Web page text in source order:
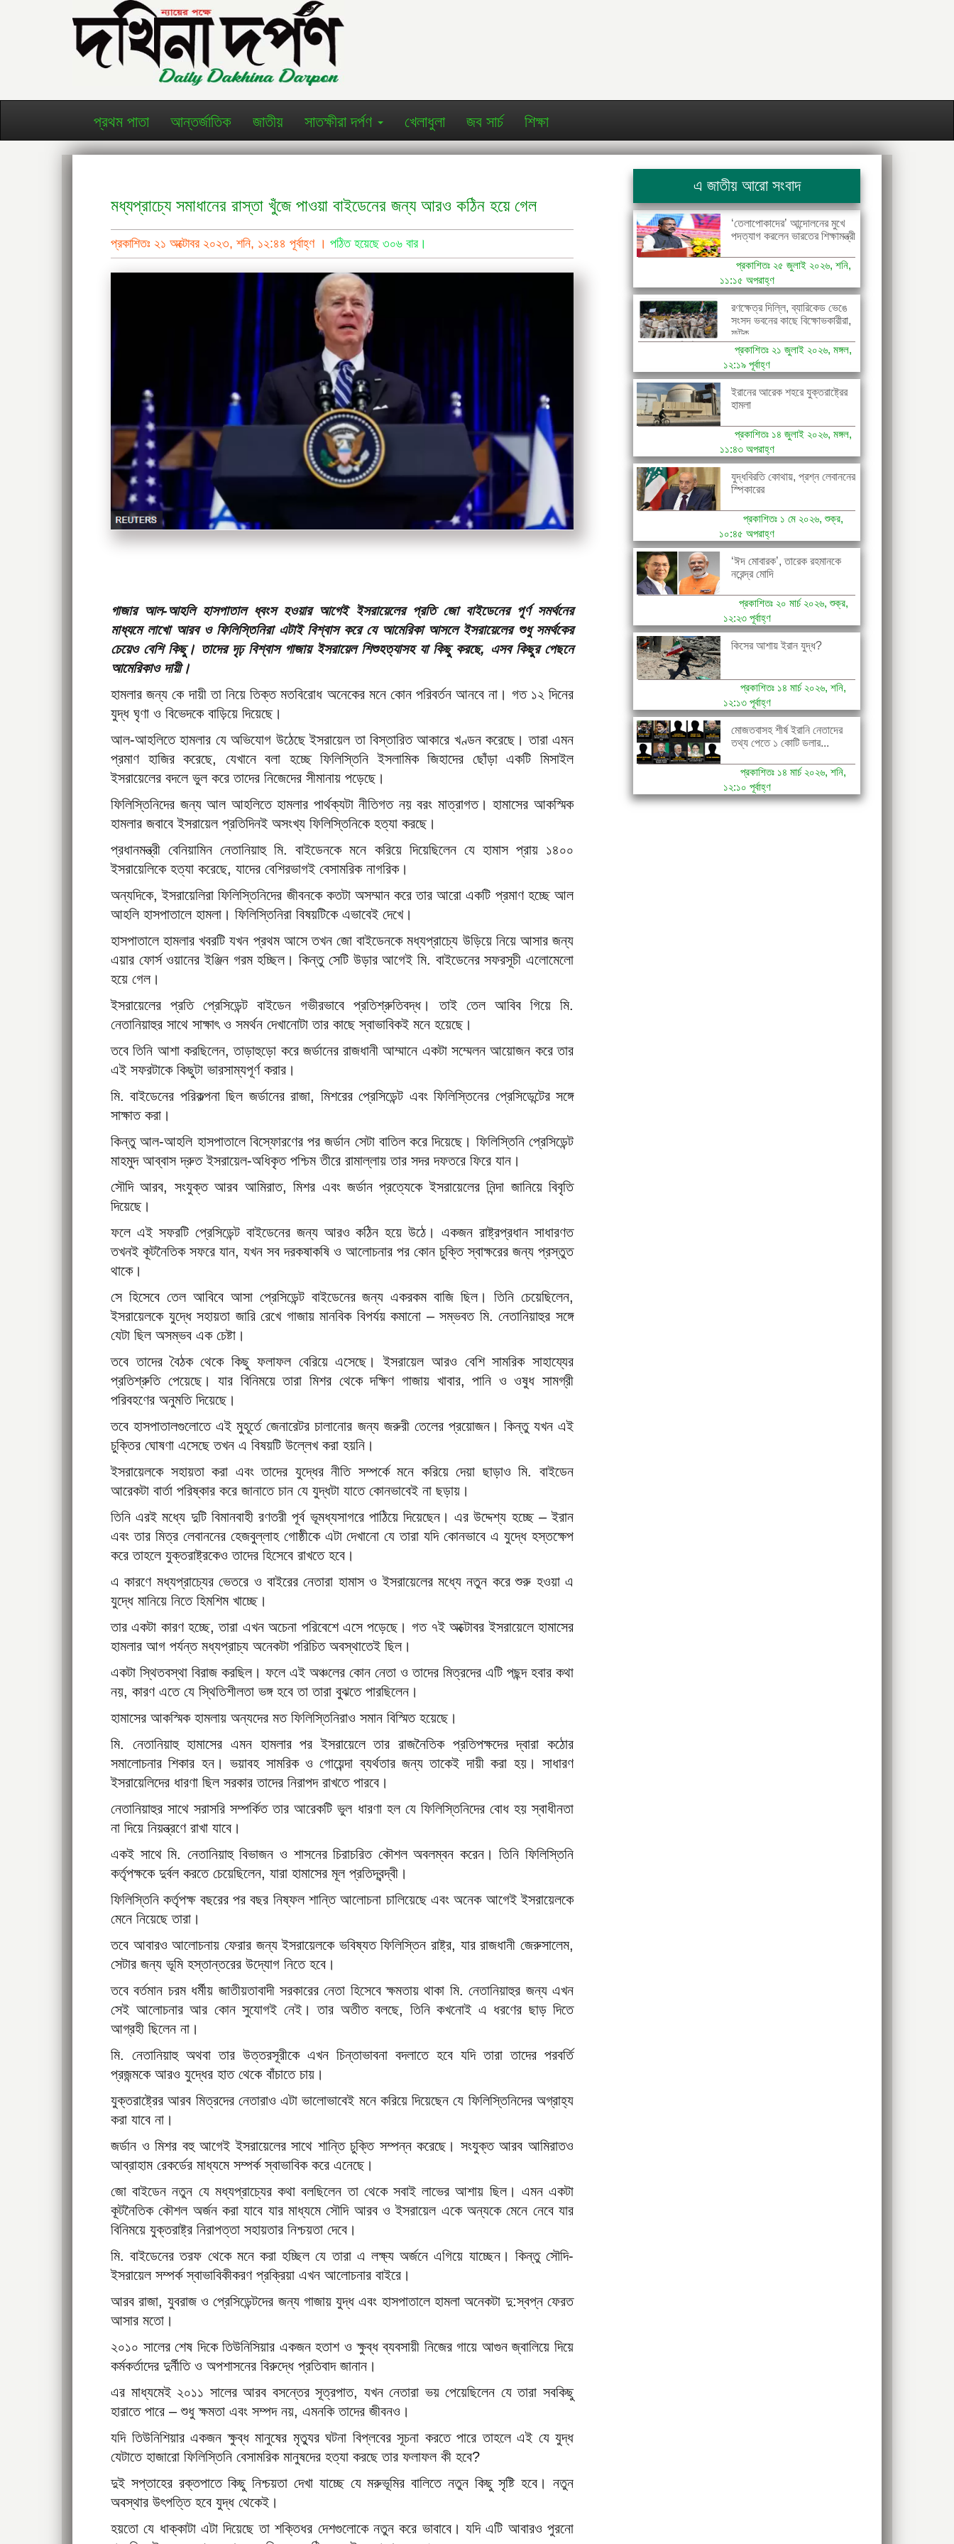
প্রথম পাতা আন্তর্জাতিক জাতীয় সাতক্ষীরা দর্পণ খেলাধুলা জব সার্চ শিক্ষা
মধ্যপ্রাচ্যে সমাধানের রাস্তা খুঁজে পাওয়া বাইডেনের জন্য আরও কঠিন হয়ে গেল
প্রকাশিতঃ ২১ অক্টোবর ২০২৩, শনি, ১২:৪৪ পূর্বাহ্ণ । পঠিত হয়েছে ৩০৬ বার।
গাজার আল-আহলি হাসপাতাল ধ্বংস হওয়ার আগেই ইসরায়েলের প্রতি জো বাইডেনের পূর্ণ সমর্থনের
মাধ্যমে লাখো আরব ও ফিলিস্তিনিরা এটাই বিশ্বাস করে যে আমেরিকা আসলে ইসরায়েলের শুধু সমর্থকের
চেয়েও বেশি কিছু। তাদের দৃঢ় বিশ্বাস গাজায় ইসরায়েল শিশুহত্যাসহ যা কিছু করছে, এসব কিছুর পেছনে
আমেরিকাও দায়ী।
হামলার জন্য কে দায়ী তা নিয়ে তিক্ত মতবিরোধ অনেকের মনে কোন পরিবর্তন আনবে না। গত ১২ দিনের
যুদ্ধ ঘৃণা ও বিভেদকে বাড়িয়ে দিয়েছে।
আল-আহলিতে হামলার যে অভিযোগ উঠেছে ইসরায়েল তা বিস্তারিত আকারে খণ্ডন করেছে। তারা এমন
প্রমাণ হাজির করেছে, যেখানে বলা হচ্ছে ফিলিস্তিনি ইসলামিক জিহাদের ছোঁড়া একটি মিসাইল
ইসরায়েলের বদলে ভুল করে তাদের নিজেদের সীমানায় পড়েছে।
ফিলিস্তিনিদের জন্য আল আহলিতে হামলার পার্থক্যটা নীতিগত নয় বরং মাত্রাগত। হামাসের আকস্মিক
হামলার জবাবে ইসরায়েল প্রতিদিনই অসংখ্য ফিলিস্তিনিকে হত্যা করছে।
প্রধানমন্ত্রী বেনিয়ামিন নেতানিয়াহু মি. বাইডেনকে মনে করিয়ে দিয়েছিলেন যে হামাস প্রায় ১৪০০
ইসরায়েলিকে হত্যা করেছে, যাদের বেশিরভাগই বেসামরিক নাগরিক।
অন্যদিকে, ইসরায়েলিরা ফিলিস্তিনিদের জীবনকে কতটা অসম্মান করে তার আরো একটি প্রমাণ হচ্ছে আল
আহলি হাসপাতালে হামলা। ফিলিস্তিনিরা বিষয়টিকে এভাবেই দেখে।
হাসপাতালে হামলার খবরটি যখন প্রথম আসে তখন জো বাইডেনকে মধ্যপ্রাচ্যে উড়িয়ে নিয়ে আসার জন্য
এয়ার ফোর্স ওয়ানের ইঞ্জিন গরম হচ্ছিল। কিন্তু সেটি উড়ার আগেই মি. বাইডেনের সফরসূচী এলোমেলো
হয়ে গেল।
ইসরায়েলের প্রতি প্রেসিডেন্ট বাইডেন গভীরভাবে প্রতিশ্রুতিবদ্ধ। তাই তেল আবিব গিয়ে মি.
নেতানিয়াহুর সাথে সাক্ষাৎ ও সমর্থন দেখানোটা তার কাছে স্বাভাবিকই মনে হয়েছে।
তবে তিনি আশা করছিলেন, তাড়াহুড়ো করে জর্ডানের রাজধানী আম্মানে একটা সম্মেলন আয়োজন করে তার
এই সফরটাকে কিছুটা ভারসাম্যপূর্ণ করার।
মি. বাইডেনের পরিকল্পনা ছিল জর্ডানের রাজা, মিশরের প্রেসিডেন্ট এবং ফিলিস্তিনের প্রেসিডেন্টের সঙ্গে
সাক্ষাত করা।
কিন্তু আল-আহলি হাসপাতালে বিস্ফোরণের পর জর্ডান সেটা বাতিল করে দিয়েছে। ফিলিস্তিনি প্রেসিডেন্ট
মাহমুদ আব্বাস দ্রুত ইসরায়েল-অধিকৃত পশ্চিম তীরে রামাল্লায় তার সদর দফতরে ফিরে যান।
সৌদি আরব, সংযুক্ত আরব আমিরাত, মিশর এবং জর্ডান প্রত্যেকে ইসরায়েলের নিন্দা জানিয়ে বিবৃতি
দিয়েছে।
ফলে এই সফরটি প্রেসিডেন্ট বাইডেনের জন্য আরও কঠিন হয়ে উঠে। একজন রাষ্ট্রপ্রধান সাধারণত
তখনই কূটনৈতিক সফরে যান, যখন সব দরকষাকষি ও আলোচনার পর কোন চুক্তি স্বাক্ষরের জন্য প্রস্তুত
থাকে।
সে হিসেবে তেল আবিবে আসা প্রেসিডেন্ট বাইডেনের জন্য একরকম বাজি ছিল। তিনি চেয়েছিলেন,
ইসরায়েলকে যুদ্ধে সহায়তা জারি রেখে গাজায় মানবিক বিপর্যয় কমানো – সম্ভবত মি. নেতানিয়াহুর সঙ্গে
যেটা ছিল অসম্ভব এক চেষ্টা।
তবে তাদের বৈঠক থেকে কিছু ফলাফল বেরিয়ে এসেছে। ইসরায়েল আরও বেশি সামরিক সাহায্যের
প্রতিশ্রুতি পেয়েছে। যার বিনিময়ে তারা মিশর থেকে দক্ষিণ গাজায় খাবার, পানি ও ওষুধ সামগ্রী
পরিবহণের অনুমতি দিয়েছে।
তবে হাসপাতালগুলোতে এই মুহূর্তে জেনারেটর চালানোর জন্য জরুরী তেলের প্রয়োজন। কিন্তু যখন এই
চুক্তির ঘোষণা এসেছে তখন এ বিষয়টি উল্লেখ করা হয়নি।
ইসরায়েলকে সহায়তা করা এবং তাদের যুদ্ধের নীতি সম্পর্কে মনে করিয়ে দেয়া ছাড়াও মি. বাইডেন
আরেকটা বার্তা পরিষ্কার করে জানাতে চান যে যুদ্ধটা যাতে কোনভাবেই না ছড়ায়।
তিনি এরই মধ্যে দুটি বিমানবাহী রণতরী পূর্ব ভূমধ্যসাগরে পাঠিয়ে দিয়েছেন। এর উদ্দেশ্য হচ্ছে – ইরান
এবং তার মিত্র লেবাননের হেজবুল্লাহ গোষ্ঠীকে এটা দেখানো যে তারা যদি কোনভাবে এ যুদ্ধে হস্তক্ষেপ
করে তাহলে যুক্তরাষ্ট্রকেও তাদের হিসেবে রাখতে হবে।
এ কারণে মধ্যপ্রাচ্যের ভেতরে ও বাইরের নেতারা হামাস ও ইসরায়েলের মধ্যে নতুন করে শুরু হওয়া এ
যুদ্ধে মানিয়ে নিতে হিমশিম খাচ্ছে।
তার একটা কারণ হচ্ছে, তারা এখন অচেনা পরিবেশে এসে পড়েছে। গত ৭ই অক্টোবর ইসরায়েলে হামাসের
হামলার আগ পর্যন্ত মধ্যপ্রাচ্য অনেকটা পরিচিত অবস্থাতেই ছিল।
একটা স্থিতবস্থা বিরাজ করছিল। ফলে এই অঞ্চলের কোন নেতা ও তাদের মিত্রদের এটি পছন্দ হবার কথা
নয়, কারণ এতে যে স্থিতিশীলতা ভঙ্গ হবে তা তারা বুঝতে পারছিলেন।
হামাসের আকস্মিক হামলায় অন্যদের মত ফিলিস্তিনিরাও সমান বিস্মিত হয়েছে।
মি. নেতানিয়াহু হামাসের এমন হামলার পর ইসরায়েলে তার রাজনৈতিক প্রতিপক্ষদের দ্বারা কঠোর
সমালোচনার শিকার হন। ভয়াবহ সামরিক ও গোয়েন্দা ব্যর্থতার জন্য তাকেই দায়ী করা হয়। সাধারণ
ইসরায়েলিদের ধারণা ছিল সরকার তাদের নিরাপদ রাখতে পারবে।
নেতানিয়াহুর সাথে সরাসরি সম্পর্কিত তার আরেকটি ভুল ধারণা হল যে ফিলিস্তিনিদের বোধ হয় স্বাধীনতা
না দিয়ে নিয়ন্ত্রণে রাখা যাবে।
একই সাথে মি. নেতানিয়াহু বিভাজন ও শাসনের চিরাচরিত কৌশল অবলম্বন করেন। তিনি ফিলিস্তিনি
কর্তৃপক্ষকে দুর্বল করতে চেয়েছিলেন, যারা হামাসের মূল প্রতিদ্বন্দ্বী।
ফিলিস্তিনি কর্তৃপক্ষ বছরের পর বছর নিষ্ফল শান্তি আলোচনা চালিয়েছে এবং অনেক আগেই ইসরায়েলকে
মেনে নিয়েছে তারা।
তবে আবারও আলোচনায় ফেরার জন্য ইসরায়েলকে ভবিষ্যত ফিলিস্তিন রাষ্ট্র, যার রাজধানী জেরুসালেম,
সেটার জন্য ভূমি হস্তান্তরের উদ্যোগ নিতে হবে।
তবে বর্তমান চরম ধর্মীয় জাতীয়তাবাদী সরকারের নেতা হিসেবে ক্ষমতায় থাকা মি. নেতানিয়াহুর জন্য এখন
সেই আলোচনার আর কোন সুযোগই নেই। তার অতীত বলছে, তিনি কখনোই এ ধরণের ছাড় দিতে
আগ্রহী ছিলেন না।
মি. নেতানিয়াহু অথবা তার উত্তরসূরীকে এখন চিন্তাভাবনা বদলাতে হবে যদি তারা তাদের পরবর্তি
প্রজন্মকে আরও যুদ্ধের হাত থেকে বাঁচাতে চায়।
যুক্তরাষ্ট্রের আরব মিত্রদের নেতারাও এটা ভালোভাবেই মনে করিয়ে দিয়েছেন যে ফিলিস্তিনিদের অগ্রাহ্য
করা যাবে না।
জর্ডান ও মিশর বহু আগেই ইসরায়েলের সাথে শান্তি চুক্তি সম্পন্ন করেছে। সংযুক্ত আরব আমিরাতও
আব্রাহাম রেকর্ডের মাধ্যমে সম্পর্ক স্বাভাবিক করে এনেছে।
জো বাইডেন নতুন যে মধ্যপ্রাচ্যের কথা বলছিলেন তা থেকে সবাই লাভের আশায় ছিল। এমন একটা
কূটনৈতিক কৌশল অর্জন করা যাবে যার মাধ্যমে সৌদি আরব ও ইসরায়েল একে অন্যকে মেনে নেবে যার
বিনিময়ে যুক্তরাষ্ট্র নিরাপত্তা সহায়তার নিশ্চয়তা দেবে।
মি. বাইডেনের তরফ থেকে মনে করা হচ্ছিল যে তারা এ লক্ষ্য অর্জনে এগিয়ে যাচ্ছেন। কিন্তু সৌদি-
ইসরায়েল সম্পর্ক স্বাভাবিকীকরণ প্রক্রিয়া এখন আলোচনার বাইরে।
আরব রাজা, যুবরাজ ও প্রেসিডেন্টদের জন্য গাজায় যুদ্ধ এবং হাসপাতালে হামলা অনেকটা দু:স্বপ্ন ফেরত
আসার মতো।
২০১০ সালের শেষ দিকে তিউনিসিয়ার একজন হতাশ ও ক্ষুব্ধ ব্যবসায়ী নিজের গায়ে আগুন জ্বালিয়ে দিয়ে
কর্মকর্তাদের দুর্নীতি ও অপশাসনের বিরুদ্ধে প্রতিবাদ জানান।
এর মাধ্যমেই ২০১১ সালের আরব বসন্তের সূত্রপাত, যখন নেতারা ভয় পেয়েছিলেন যে তারা সবকিছু
হারাতে পারে – শুধু ক্ষমতা এবং সম্পদ নয়, এমনকি তাদের জীবনও।
যদি তিউনিশিয়ার একজন ক্ষুব্ধ মানুষের মৃত্যুর ঘটনা বিপ্লবের সূচনা করতে পারে তাহলে এই যে যুদ্ধ
যেটাতে হাজারো ফিলিস্তিনি বেসামরিক মানুষদের হত্যা করছে তার ফলাফল কী হবে?
দুই সপ্তাহের রক্তপাতে কিছু নিশ্চয়তা দেখা যাচ্ছে যে মরুভূমির বালিতে নতুন কিছু সৃষ্টি হবে। নতুন
অবস্থার উৎপত্তি হবে যুদ্ধ থেকেই।
হয়তো যে ধাক্কাটা এটা দিয়েছে তা শক্তিধর দেশগুলোকে নতুন করে ভাবাবে। যদি এটি আবারও পুরনো
এ জাতীয় আরো সংবাদ
‘তেলাপোকাদের’ আন্দোলনের মুখে
পদত্যাগ করলেন ভারতের শিক্ষামন্ত্রী
প্রকাশিতঃ ২৫ জুলাই ২০২৬, শনি,
১১:১৫ অপরাহ্ণ
রণক্ষেত্র দিল্লি, ব্যারিকেড ভেঙে
সংসদ ভবনের কাছে বিক্ষোভকারীরা,
ফটক...
প্রকাশিতঃ ২১ জুলাই ২০২৬, মঙ্গল,
১২:১৯ পূর্বাহ্ণ
ইরানের আরেক শহরে যুক্তরাষ্ট্রের
হামলা
প্রকাশিতঃ ১৪ জুলাই ২০২৬, মঙ্গল,
১১:৪৩ অপরাহ্ণ
যুদ্ধবিরতি কোথায়, প্রশ্ন লেবাননের
স্পিকারের
প্রকাশিতঃ ১ মে ২০২৬, শুক্র,
১০:৪৫ অপরাহ্ণ
‘ঈদ মোবারক’, তারেক রহমানকে
নরেন্দ্র মোদি
প্রকাশিতঃ ২০ মার্চ ২০২৬, শুক্র,
১২:২৩ পূর্বাহ্ণ
কিসের আশায় ইরান যুদ্ধ?
প্রকাশিতঃ ১৪ মার্চ ২০২৬, শনি,
১২:১৩ পূর্বাহ্ণ
মোজতবাসহ শীর্ষ ইরানি নেতাদের
তথ্য পেতে ১ কোটি ডলার...
প্রকাশিতঃ ১৪ মার্চ ২০২৬, শনি,
১২:১০ পূর্বাহ্ণ